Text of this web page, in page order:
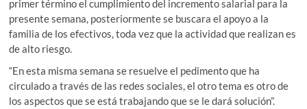
primer término el cumplimiento del incremento salarial para la
presente semana, posteriormente se buscara el apoyo a la
familia de los efectivos, toda vez que la actividad que realizan es
de alto riesgo.
“En esta misma semana se resuelve el pedimento que ha
circulado a través de las redes sociales, el otro tema es otro de
los aspectos que se está trabajando que se le dará solución”.